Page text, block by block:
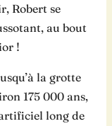
Robert se
au bout
!
la grotte
175 000 ans,
long de